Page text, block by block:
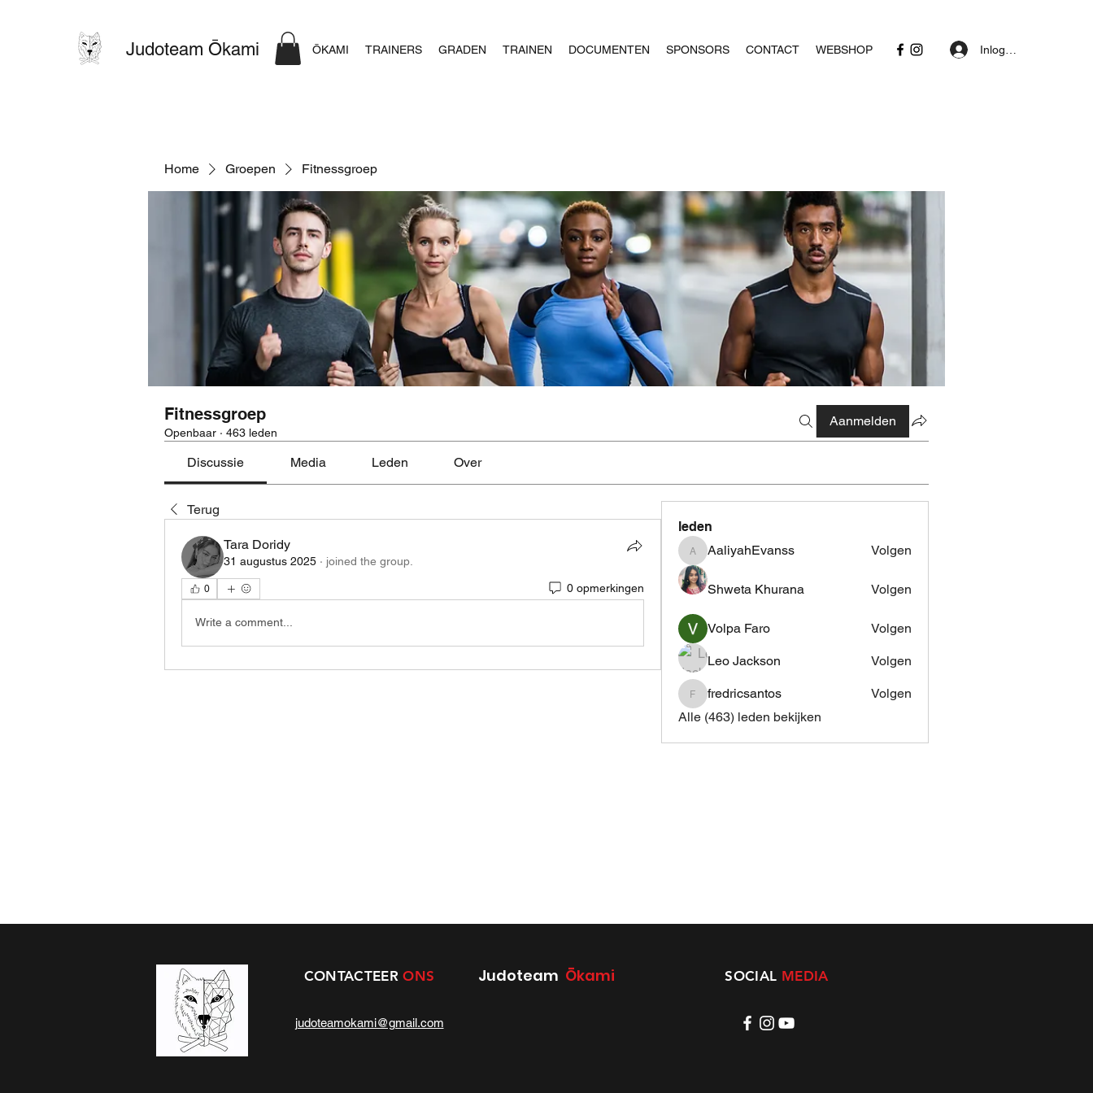
Judoteam Ōkami ŌKAMI TRAINERS GRADEN TRAINEN DOCUMENTEN SPONSORS CONTACT WEBSHOP Inloggen
Home Groepen Fitnessgroep
Fitnessgroep
Openbaar · 463 leden
Aanmelden
Discussie Media Leden Over
Terug
Tara Doridy
31 augustus 2025 · joined the group.
0 0 opmerkingen
Write a comment...
leden
AaliyahEvanss
AaliyahEvanss Volgen
Shweta Khurana Volgen
Volpa Faro Volgen
Leo Jackson Volgen
fredricsantos
fredricsantos
Volgen
Alle (463) leden bekijken
Judoteam Ōkami
CONTACTEERONS SOCIAL MEDIA
judoteamokami@gmail.com